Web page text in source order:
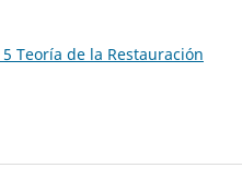
Teoría de la Restauración